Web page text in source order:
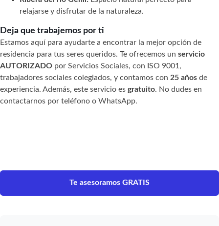
relajarse y disfrutar de la naturaleza.
Deja que trabajemos por ti
Estamos aquí para ayudarte a encontrar la mejor opción de
residencia para tus seres queridos. Te ofrecemos un servicio
AUTORIZADO por Servicios Sociales, con ISO 9001,
trabajadores sociales colegiados, y contamos con 25 años de
experiencia. Además, este servicio es gratuito. No dudes en
contactarnos por teléfono o WhatsApp.
Te asesoramos GRATIS